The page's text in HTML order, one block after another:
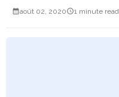
août 02, 2020 1 minute read